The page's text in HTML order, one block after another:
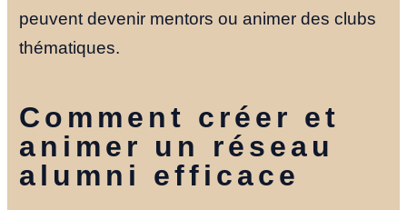
peuvent devenir mentors ou animer des clubs
thématiques.
Comment créer et
animer un réseau
alumni efficace